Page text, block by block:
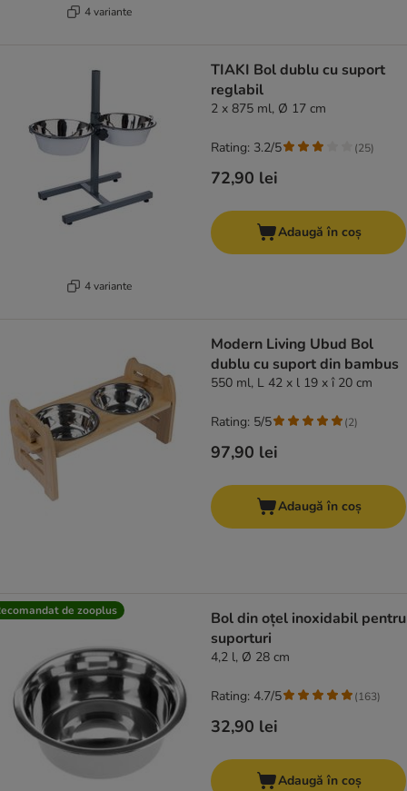
4 variante
4 variante
TIAKI Bol dublu cu suport
reglabil
2 x 875 ml, Ø 17 cm
72,90 lei
Rating: 3.2/5 (25)
Adaugă în coș
Modern Living Ubud Bol
dublu cu suport din bambus
550 ml, L 42 x l 19 x î 20 cm
97,90 lei
Rating: 5/5 (2)
Adaugă în coș
de zooplus
Bol din oțel inoxidabil pentru
suporturi
4,2 l, Ø 28 cm
32,90 lei
Rating: 4.7/5 (163)
Adaugă în coș